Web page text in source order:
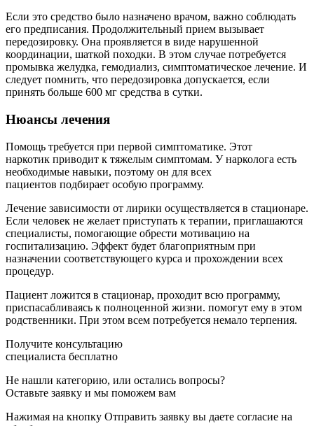
Если это средство было назначено врачом, важно соблюдать
его предписания. Продолжительный прием вызывает
передозировку. Она проявляется в виде нарушенной
координации, шаткой походки. В этом случае потребуется
промывка желудка, гемодиализ, симптоматическое лечение. И
следует помнить, что передозировка допускается, если
принять больше 600 мг средства в сутки.
Нюансы лечения
Помощь требуется при первой симптоматике. Этот
наркотик приводит к тяжелым симптомам. У нарколога есть
необходимые навыки, поэтому он для всех
пациентов подбирает особую программу.
Лечение зависимости от лирики осуществляется в стационаре.
Если человек не желает приступать к терапии, приглашаются
специалисты, помогающие обрести мотивацию на
госпитализацию. Эффект будет благоприятным при
назначении соответствующего курса и прохождении всех
процедур.
Пациент ложится в стационар, проходит всю программу,
приспасабливаясь к полноценной жизни. помогут ему в этом
родственники. При этом всем потребуется немало терпения.
Получите консультацию
специалиста бесплатно
Не нашли категорию, или остались вопросы?
Оставьте заявку и мы поможем вам
Нажимая на кнопку Отправить заявку вы даете согласие на